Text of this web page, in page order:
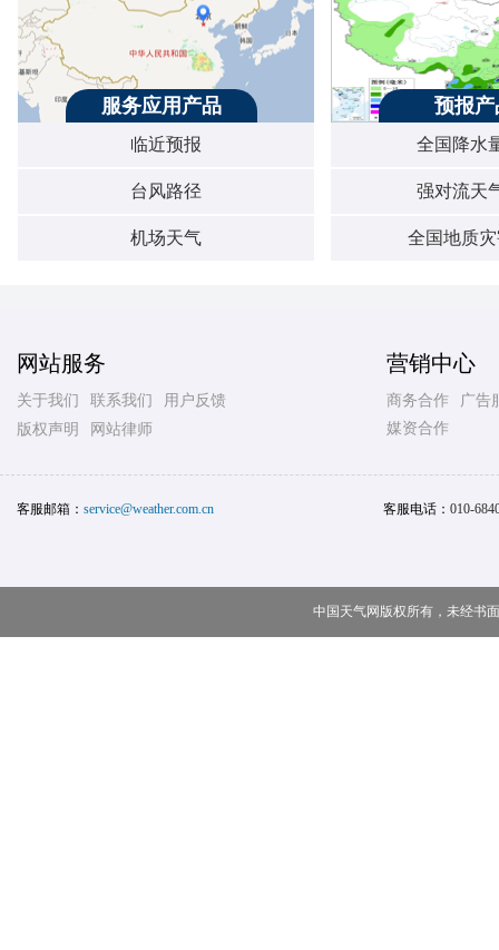
服务应用产品
临近预报
台风路径
机场天气
预报产
全国降水
强对流天
全国地质
网站服务
关于我们 联系我们
用户反馈
版权声明
网站律师
营销中心
商务合作
广告
媒资合作
客服邮箱： service@weather.com.cn 客服电话： 010-
中国天气网版权所有，未经